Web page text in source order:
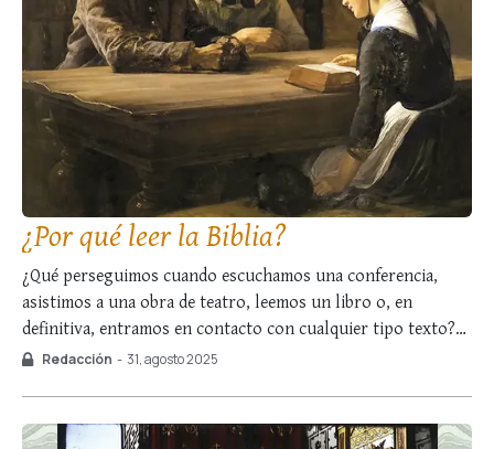
¿Por qué leer la Biblia?
¿Qué perseguimos cuando escuchamos una conferencia,
asistimos a una obra de teatro, leemos un libro o, en
definitiva, entramos en contacto con cualquier tipo texto?
En la primera parte de Este es el libro de los mandamientos
Redacción - 31, agosto 2025